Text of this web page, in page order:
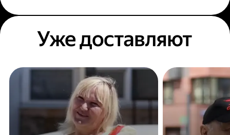
Уже доставляют